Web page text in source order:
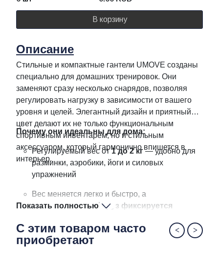
В корзину
Описание
Стильные и компактные гантели UMOVE созданы
специально для домашних тренировок. Они
заменяют сразу несколько снарядов, позволяя
регулировать нагрузку в зависимости от вашего
уровня и целей. Элегантный дизайн и приятный
цвет делают их не только функциональным
спортивным инвентарём, но и стильным
аксессуаром, который гармонично впишется в
интерьер.
Почему они идеальны для дома:
Регулируемый вес от1 до 2 кг— удобно для
разминки, аэробики, йоги и силовых
упражнений
Вес меняется легко и быстро, а
дополнительный груз фиксируется
надёжно и безопасно
Эргономичная форма ручки делает
Показать полностью
С этим товаром часто
приобретают